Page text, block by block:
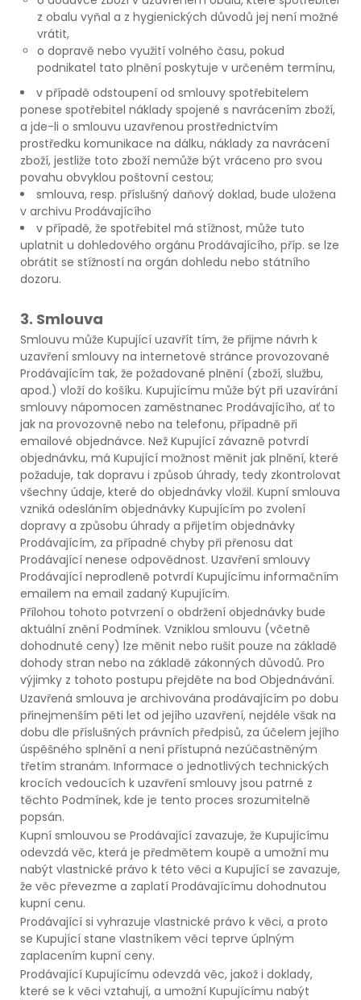
z obalu vyňal a z hygienických důvodů jej není možné
vrátit,
o dopravě nebo využití volného času, pokud
podnikatel tato plnění poskytuje v určeném termínu,
v případě odstoupení od smlouvy spotřebitelem
ponese spotřebitel náklady spojené s navrácením zboží,
a jde-li o smlouvu uzavřenou prostřednictvím
prostředku komunikace na dálku, náklady za navrácení
zboží, jestliže toto zboží nemůže být vráceno pro svou
povahu obvyklou poštovní cestou;
smlouva, resp. příslušný daňový doklad, bude uložena
v archivu Prodávajícího
v případě, že spotřebitel má stížnost, může tuto
uplatnit u dohledového orgánu Prodávajícího, příp. se lze
obrátit se stížností na orgán dohledu nebo státního
dozoru.
3. Smlouva
Smlouvu může Kupující uzavřít tím, že přijme návrh k
uzavření smlouvy na internetové stránce provozované
Prodávajícím tak, že požadované plnění (zboží, službu,
apod.) vloží do košíku. Kupujícímu může být při uzavírání
smlouvy nápomocen zaměstnanec Prodávajícího, ať to
jak na provozovně nebo na telefonu, případně při
emailové objednávce. Než Kupující závazně potvrdí
objednávku, má Kupující možnost měnit jak plnění, které
požaduje, tak dopravu i způsob úhrady, tedy zkontrolovat
všechny údaje, které do objednávky vložil. Kupní smlouva
vzniká odesláním objednávky Kupujícím po zvolení
dopravy a způsobu úhrady a přijetím objednávky
Prodávajícím, za případné chyby při přenosu dat
Prodávající nenese odpovědnost. Uzavření smlouvy
Prodávající neprodleně potvrdí Kupujícímu informačním
emailem na email zadaný Kupujícím.
Přílohou tohoto potvrzení o obdržení objednávky bude
aktuální znění Podmínek. Vzniklou smlouvu (včetně
dohodnuté ceny) lze měnit nebo rušit pouze na základě
dohody stran nebo na základě zákonných důvodů. Pro
výjimky z tohoto postupu přejděte na bod Objednávání.
Uzavřená smlouva je archivována prodávajícím po dobu
přinejmenším pěti let od jejího uzavření, nejdéle však na
dobu dle příslušných právních předpisů, za účelem jejího
úspěšného splnění a není přístupná nezúčastněným
třetím stranám. Informace o jednotlivých technických
krocích vedoucích k uzavření smlouvy jsou patrné z
těchto Podmínek, kde je tento proces srozumitelně
popsán.
Kupní smlouvou se Prodávající zavazuje, že Kupujícímu
odevzdá věc, která je předmětem koupě a umožní mu
nabýt vlastnické právo k této věci a Kupující se zavazuje,
že věc převezme a zaplatí Prodávajícímu dohodnutou
kupní cenu.
Prodávající si vyhrazuje vlastnické právo k věci, a proto
se Kupující stane vlastníkem věci teprve úplným
zaplacením kupní ceny.
Prodávající Kupujícímu odevzdá věc, jakož i doklady,
které se k věci vztahují, a umožní Kupujícímu nabýt